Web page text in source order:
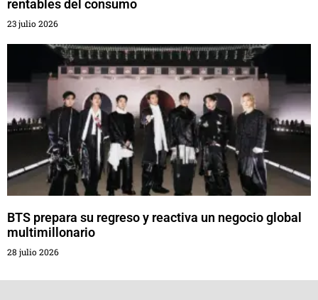
rentables del consumo
23 julio 2026
BTS prepara su regreso y reactiva un negocio global
multimillonario
28 julio 2026